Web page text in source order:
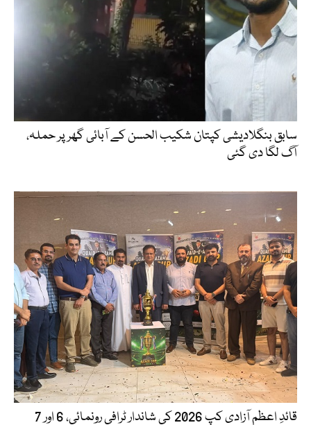
سابق بنگلادیشی کپتان شکیب الحسن کے آبائی گھر پر حملہ،
آگ لگا دی گئی
قائدِ اعظم آزادی کپ 2026 کی شاندار ٹرافی رونمائی، 6 اور 7